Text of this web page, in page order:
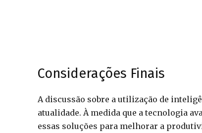
Considerações Finais
A discussão sobre a utilização de
atualidade. À medida que a tecnologia
essas soluções para melhorar a